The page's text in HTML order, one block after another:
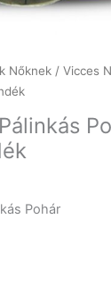
Nőknek / Vicces
Pohár